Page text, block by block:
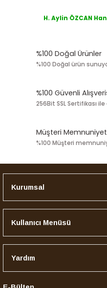
H. Aylin ÖZCAN
%100 Doğal Ürünler
%100 Doğal ürün
%100 Güvenli
256Bit SSL Sertifikası
Müşteri
%100 Müşteri
Kurumsal
Kullanıcı Menüsü
Yardım